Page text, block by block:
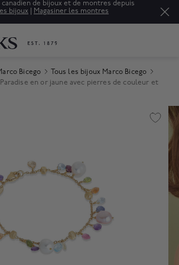
de bijoux et de montres depuis
bijoux Magasiner les montres
Bicego
Tous les bijoux Marco Bicego
en or jaune avec pierres de couleur et